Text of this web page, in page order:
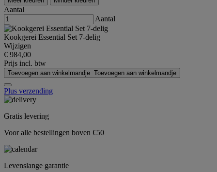
Aantal
Aantal
Kookgerei Essential Set 7-delig
Wijzigen
€ 984,00
Prijs incl. btw
Toevoegen aan winkelmandje Toevoegen aan winkelmandje
Plus verzending
Gratis levering
Voor alle bestellingen boven €50
Levenslange garantie